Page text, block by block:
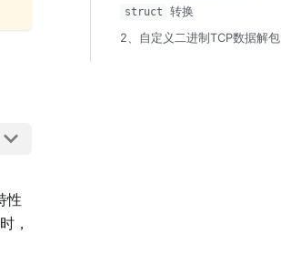
性
，
struct
转换
2、自定义二进制TCP数据解包